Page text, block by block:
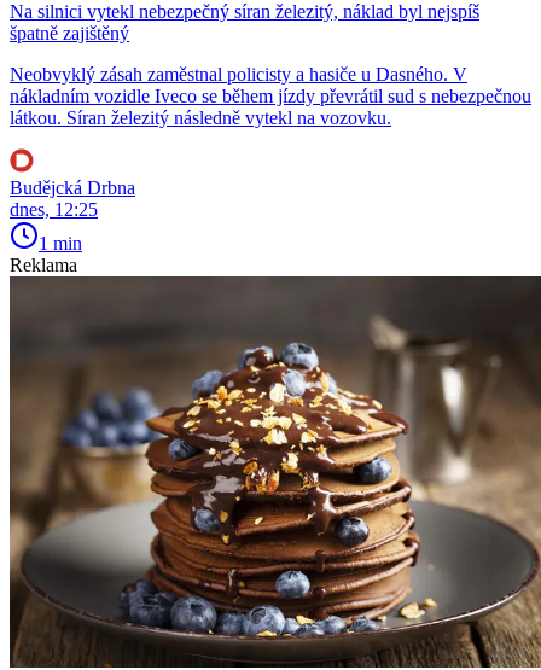
Na silnici vytekl nebezpečný síran železitý, náklad byl nejspíš
špatně zajištěný
Neobvyklý zásah zaměstnal policisty a hasiče u Dasného. V
nákladním vozidle Iveco se během jízdy převrátil sud s nebezpečnou
látkou. Síran železitý následně vytekl na vozovku.
Budějcká Drbna
dnes, 12:25
1 min
Reklama